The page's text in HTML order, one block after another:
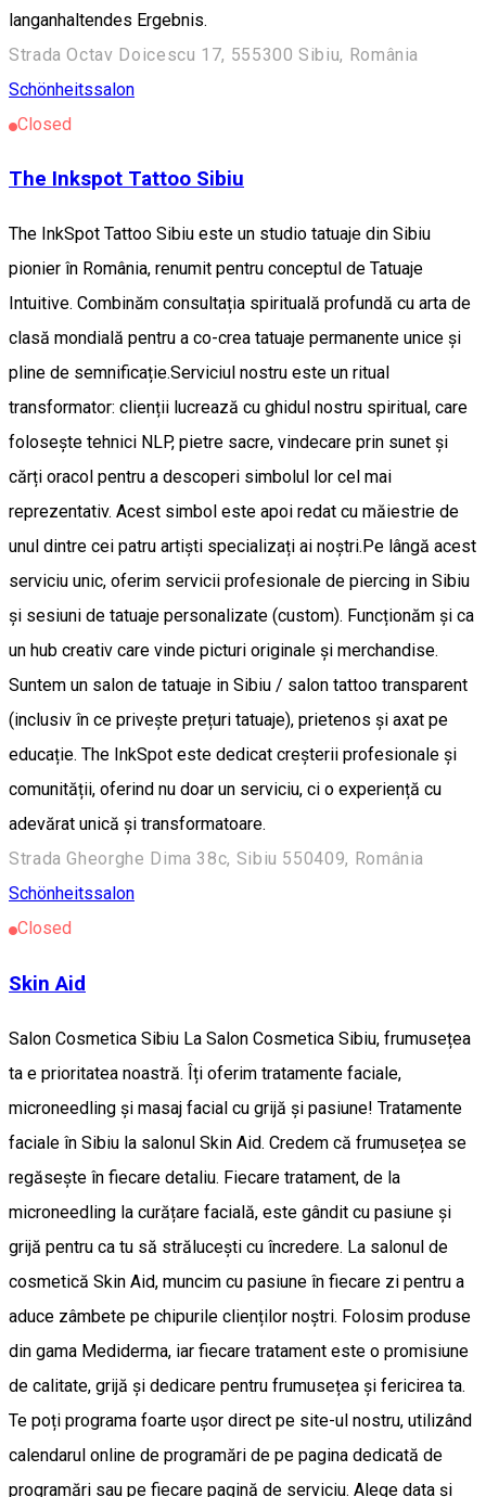
langanhaltendes Ergebnis.
Strada Octav Doicescu 17, 555300 Sibiu, România
Schönheitssalon
Closed
The Inkspot Tattoo Sibiu
The InkSpot Tattoo Sibiu este un studio tatuaje din Sibiu
pionier în România, renumit pentru conceptul de Tatuaje
Intuitive. Combinăm consultația spirituală profundă cu arta de
clasă mondială pentru a co-crea tatuaje permanente unice și
pline de semnificație. ​Serviciul nostru este un ritual
transformator: clienții lucrează cu ghidul nostru spiritual, care
folosește tehnici NLP, pietre sacre, vindecare prin sunet și
cărți oracol pentru a descoperi simbolul lor cel mai
reprezentativ. Acest simbol este apoi redat cu măiestrie de
unul dintre cei patru artiști specializați ai noștri. ​Pe lângă acest
serviciu unic, oferim servicii profesionale de piercing in Sibiu
și sesiuni de tatuaje personalizate (custom). Funcționăm și ca
un hub creativ care vinde picturi originale și merchandise. ​
Suntem un salon de tatuaje in Sibiu / salon tattoo transparent
(inclusiv în ce privește prețuri tatuaje), prietenos și axat pe
educație. The InkSpot este dedicat creșterii profesionale și
comunității, oferind nu doar un serviciu, ci o experiență cu
adevărat unică și transformatoare.
Strada Gheorghe Dima 38c, Sibiu 550409, România
Schönheitssalon
Closed
Skin Aid
Salon Cosmetica Sibiu La Salon Cosmetica Sibiu, frumusețea
ta e prioritatea noastră. Îți oferim tratamente faciale,
microneedling și masaj facial cu grijă și pasiune! Tratamente
faciale în Sibiu la salonul Skin Aid. Credem că frumusețea se
regăsește în fiecare detaliu. Fiecare tratament, de la
microneedling la curățare facială, este gândit cu pasiune și
grijă pentru ca tu să strălucești cu încredere. La salonul de
cosmetică Skin Aid, muncim cu pasiune în fiecare zi pentru a
aduce zâmbete pe chipurile clienților noștri. Folosim produse
din gama Mediderma, iar fiecare tratament este o promisiune
de calitate, grijă și dedicare pentru frumusețea și fericirea ta.
Te poți programa foarte ușor direct pe site-ul nostru, utilizând
calendarul online de programări de pe pagina dedicată de
programări sau pe fiecare pagină de serviciu. Alege data și